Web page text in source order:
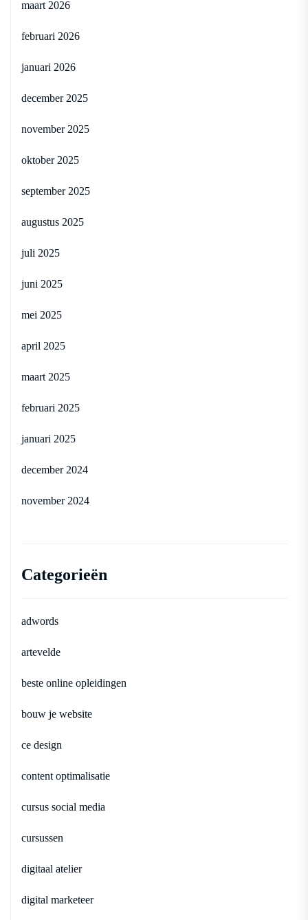
maart 2026
februari 2026
januari 2026
december 2025
november 2025
oktober 2025
september 2025
augustus 2025
juli 2025
juni 2025
mei 2025
april 2025
maart 2025
februari 2025
januari 2025
december 2024
november 2024
Categorieën
adwords
artevelde
beste online opleidingen
bouw je website
ce design
content optimalisatie
cursus social media
cursussen
digitaal atelier
digital marketeer